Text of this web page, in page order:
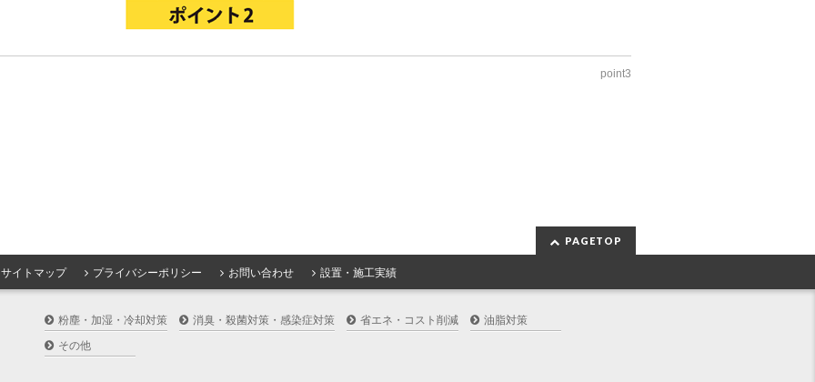
point3
PAGETOP
サイトマップ プライバシーポリシー お問い合わせ 設置・施工実績
粉塵・加湿・冷却対策 消臭・殺菌対策・感染症対策 省エネ・コスト削減
油脂対策
その他